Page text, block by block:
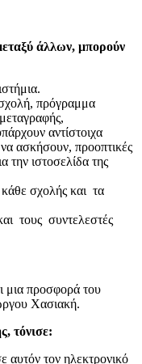
άλλων, μπορούν
πρόγραμμα
αντίστοιχα
ασκήσουν, προοπτικές
την ιστοσελίδα της
κάθε σχολής και τα
τους συντελεστές
προσφορά του
Χασιακή.
τόνισε:
αυτόν τον ηλεκτρονικό